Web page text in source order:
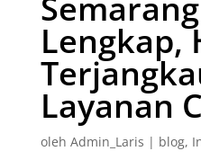
Lengkap,
Layanan
oleh Admin_Laris | blog,